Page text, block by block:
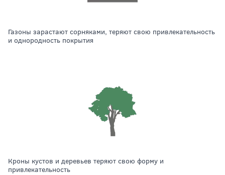
газоны зарастают сорняками, теряют свою привлекательность
и однородность покрытия
кроны кустов и деревьев теряют свою форму и
привлекательность